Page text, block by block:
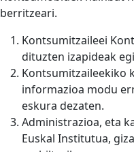
berritzeari.
Kontsumitzaileei
dituzten izapideak
Kontsumitzaileekiko
informazioa modu
eskura dezaten.
Administrazioa, eta
Euskal Institutua,